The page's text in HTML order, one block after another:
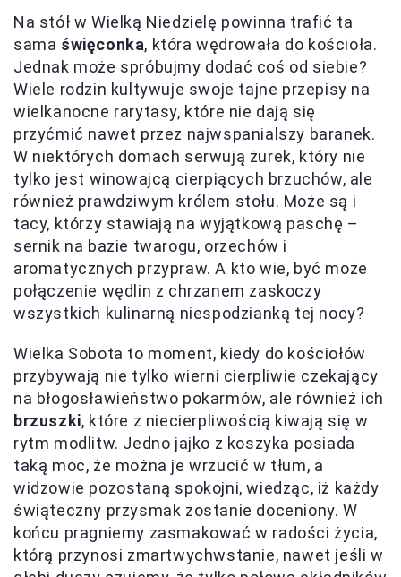
Na stół w Wielką Niedzielę powinna trafić ta
sama święconka, która wędrowała do kościoła.
Jednak może spróbujmy dodać coś od siebie?
Wiele rodzin kultywuje swoje tajne przepisy na
wielkanocne rarytasy, które nie dają się
przyćmić nawet przez najwspanialszy baranek.
W niektórych domach serwują żurek, który nie
tylko jest winowajcą cierpiących brzuchów, ale
również prawdziwym królem stołu. Może są i
tacy, którzy stawiają na wyjątkową paschę –
sernik na bazie twarogu, orzechów i
aromatycznych przypraw. A kto wie, być może
połączenie wędlin z chrzanem zaskoczy
wszystkich kulinarną niespodzianką tej nocy?
Wielka Sobota to moment, kiedy do kościołów
przybywają nie tylko wierni cierpliwie czekający
na błogosławieństwo pokarmów, ale również ich
brzuszki, które z niecierpliwością kiwają się w
rytm modlitw. Jedno jajko z koszyka posiada
taką moc, że można je wrzucić w tłum, a
widzowie pozostaną spokojni, wiedząc, iż każdy
świąteczny przysmak zostanie doceniony. W
końcu pragniemy zasmakować w radości życia,
którą przynosi zmartwychwstanie, nawet jeśli w